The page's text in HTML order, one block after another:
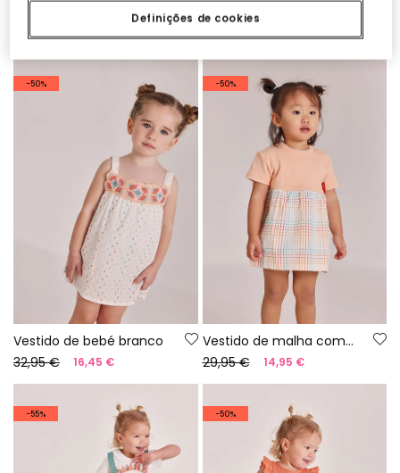
Vestido bebé xadrez
22,95 €
Vestido bebé branco
32,95 €
-50%
Vestido de bebé branco
32,95 €
16,45 €
-50%
Vestido de malha combinado bege
29,95 €
14,95 €
-55% -50%
Definições de cookies